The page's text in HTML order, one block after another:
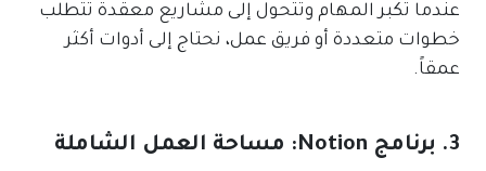
عندما تكبر المهام وتتحول إلى مشاريع معقدة تتطلب
خطوات متعددة أو فريق عمل، نحتاج إلى أدوات أكثر
عمقاً.
3. برنامج Notion: مساحة العمل الشاملة